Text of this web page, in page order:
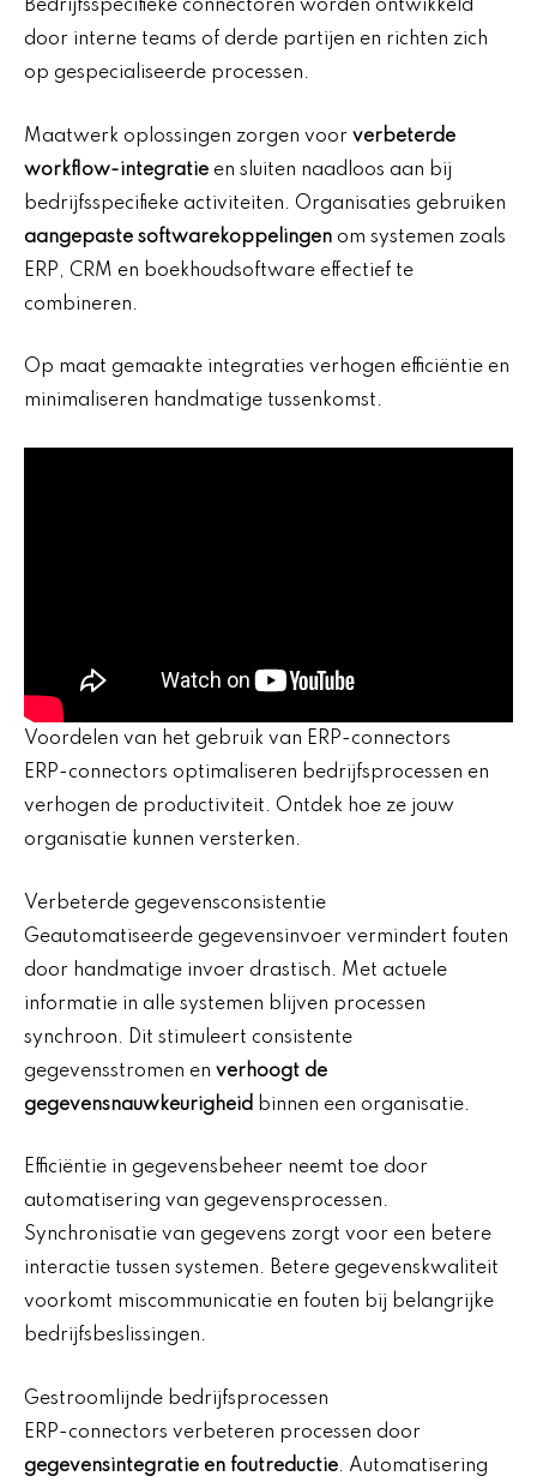
Bedrijfsspecifieke connectoren worden ontwikkeld
door interne teams of derde partijen en richten zich
op gespecialiseerde processen.
Maatwerk oplossingen zorgen voor verbeterde
workflow-integratie en sluiten naadloos aan bij
bedrijfsspecifieke activiteiten. Organisaties gebruiken
aangepaste softwarekoppelingen om systemen zoals
ERP, CRM en boekhoudsoftware effectief te
combineren.
Op maat gemaakte integraties verhogen efficiëntie en
minimaliseren handmatige tussenkomst.
Voordelen van het gebruik van ERP-connectors
ERP-connectors optimaliseren bedrijfsprocessen en
verhogen de productiviteit. Ontdek hoe ze jouw
organisatie kunnen versterken.
Verbeterde gegevensconsistentie
Geautomatiseerde gegevensinvoer vermindert fouten
door handmatige invoer drastisch. Met actuele
informatie in alle systemen blijven processen
synchroon. Dit stimuleert consistente
gegevensstromen en verhoogt de
gegevensnauwkeurigheid binnen een organisatie.
Efficiëntie in gegevensbeheer neemt toe door
automatisering van gegevensprocessen.
Synchronisatie van gegevens zorgt voor een betere
interactie tussen systemen. Betere gegevenskwaliteit
voorkomt miscommunicatie en fouten bij belangrijke
bedrijfsbeslissingen.
Gestroomlijnde bedrijfsprocessen
ERP-connectors verbeteren processen door
gegevensintegratie en foutreductie. Automatisering